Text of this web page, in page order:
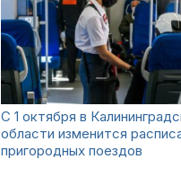
С 1 октября в
области изменится
пригородных поездов